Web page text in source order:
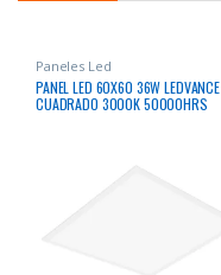
Paneles Led
PANEL LED 60X60 36W LEDVANCE
CUADRADO 3000K 50000HRS